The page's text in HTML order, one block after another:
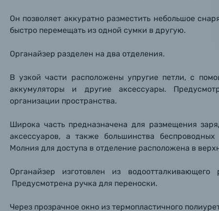
Фоторамки
Книги о фотографии, альбомы известных
Солнцезащитные очки
Б/У фототехника (Комиссионные товары)
Он позволяет аккуратно разместить небольшое
быстро перемещать из одной сумки в другую.
Органайзер разделен на два отделения.
В узкой части расположены упругие петли, с
аккумуляторы и другие аксессуары.
организации пространства.
Широка часть предназначена для размещения
аксессуаров, а также большинства
Молния для доступа в отделение расположена в
Органайзер изготовлен из
Предусмотрена ручка для переноски.
Через прозрачное окно из термопластичного